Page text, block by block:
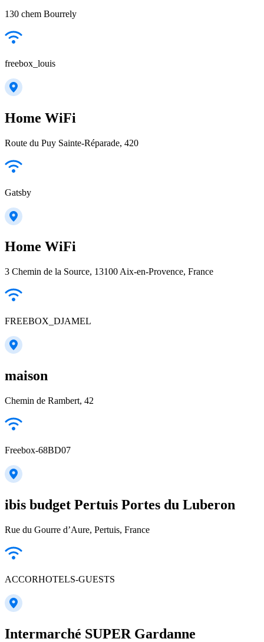
130 chem Bourrely
freebox_louis
Home WiFi
Route du Puy Sainte-Réparade, 420
Gatsby
Home WiFi
3 Chemin de la Source, 13100 Aix-en-Provence, France
FREEBOX_DJAMEL
maison
Chemin de Rambert, 42
Freebox-68BD07
ibis budget Pertuis Portes du Luberon
Rue du Gourre d’Aure, Pertuis, France
ACCORHOTELS-GUESTS
Intermarché SUPER Gardanne